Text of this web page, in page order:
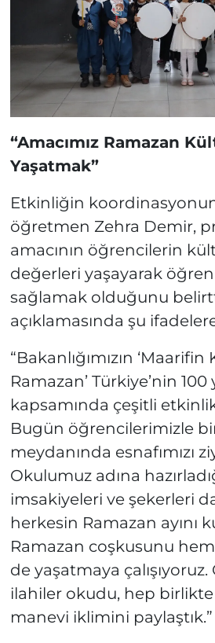
“Amacımız Ramazan
Yaşatmak”
Etkinliğin
öğretmen Zehra Demir,
amacının öğrencilerin
değerleri yaşayarak
sağlamak olduğunu
açıklamasında şu
“Bakanlığımızın
Ramazan’ Türkiye’nin 100
kapsamında çeşitli
Bugün öğrencilerimizle
meydanında esnafımızı
Okulumuz adına
imsakiyeleri ve şekerleri
herkesin Ramazan ayını
Ramazan coşkusunu
de yaşatmaya çalışıyoruz.
ilahiler okudu, hep birlikte
manevi iklimini paylaştık.”